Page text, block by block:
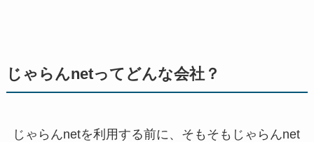
じゃらんnetってどんな会社？
じゃらんnetを利用する前に、そもそもじゃらんnet